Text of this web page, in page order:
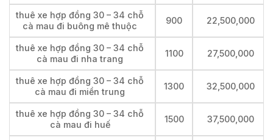
thuê xe hợp đồng 30 – 34 chỗ
cà mau đi buông mê thuộc
900 22,500,000
thuê xe hợp đồng 30 – 34 chỗ
cà mau đi nha trang
1100 27,500,000
thuê xe hợp đồng 30 – 34 chỗ
cà mau đi miền trung
1300 32,500,000
thuê xe hợp đồng 30 – 34 chỗ
cà mau đi huế
1500 37,500,000